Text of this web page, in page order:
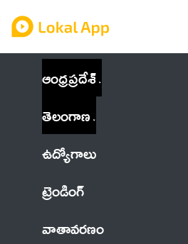
ఆంధ్రప్రదేశ్
తెలంగాణ
ఉద్యోగాలు
ట్రెండింగ్
వాతావరణం